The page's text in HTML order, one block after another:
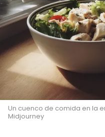
Un cuenco de comida en la
Midjourney